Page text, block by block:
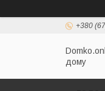
+380
дому